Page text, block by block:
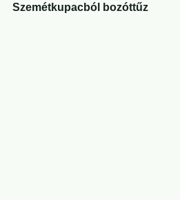
Szemétkupacból bozóttűz